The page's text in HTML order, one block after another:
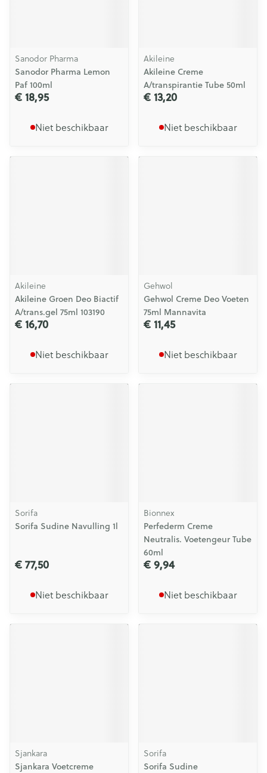
Sanodor Pharma
Sanodor Pharma Lemon
Paf 100ml
€ 18,95
Niet beschikbaar
Akileine
Akileine Creme
A/transpirantie Tube 50ml
€ 13,20
Niet beschikbaar
Akileine
Akileine Groen Deo Biactif
A/trans.gel 75ml 103190
€ 16,70
Niet beschikbaar
Gehwol
Gehwol Creme Deo Voeten
75ml Mannavita
€ 11,45
Niet beschikbaar
Sorifa
Sorifa Sudine Navulling 1l
€ 77,50
Niet beschikbaar
Bionnex
Perfederm Creme
Neutralis. Voetengeur Tube
60ml
€ 9,94
Niet beschikbaar
Sjankara
Sjankara Voetcreme
Sorifa
Sorifa Sudine